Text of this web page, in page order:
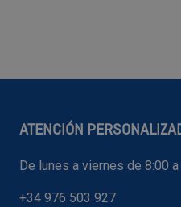
ATENCIÓN
De lunes a viernes de 8:00 a
+34 976 503 927